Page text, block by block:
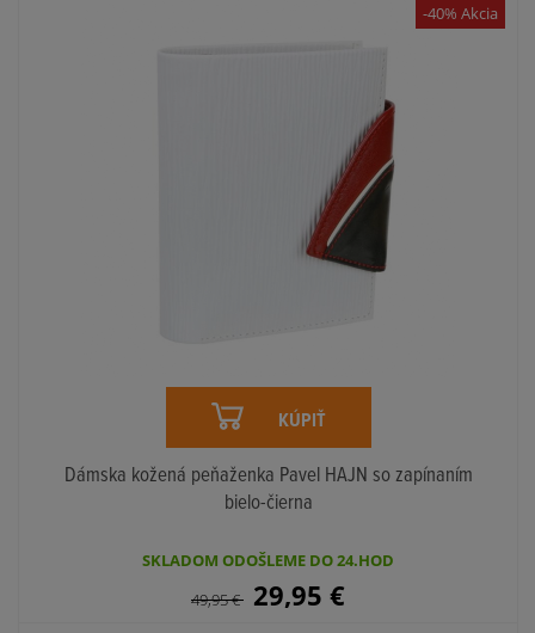
KÚPIŤ
Dámska kožená peňaženka Pavel HAJN so zapínaním
bielo-čierna
SKLADOM ODOŠLEME DO 24.HOD
49,95€ 29,95 €
-40% Akcia